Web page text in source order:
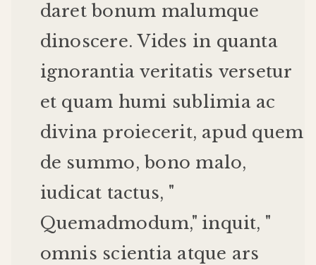
daret bonum malumque
dinoscere.Vides in quanta
ignorantia veritatis versetur
et quam humi sublimia ac
divina proiecerit, apud quem
de summo,bono malo,
iudicat tactus, "
Quemadmodum," inquit, "
omnis scientia atque ars